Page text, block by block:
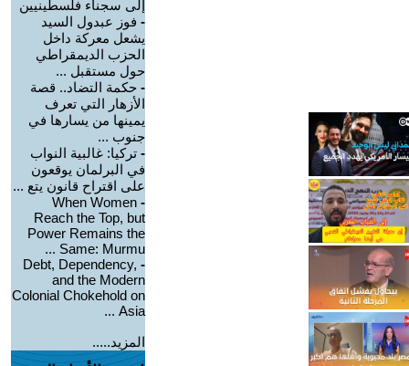
إلى سجناء فلسطينيين
- فوز عبدول السيد
يشعل معركة داخل
الحزب الديمقراطي
حول مستقبل ...
- حكمة التضاد.. قصة
الأزهار التي تعرف
يمينها من يسارها في
جنوب ...
- تركيا: غالبية النواب
في البرلمان يوقعون
على اقتراح قانون يتع ...
-
When Women
Reach the Top, but
Power Remains the
Same: Murmu ...
-
Debt, Dependency,
and the Modern
Colonial Chokehold on
Asia ...
المزيد.....